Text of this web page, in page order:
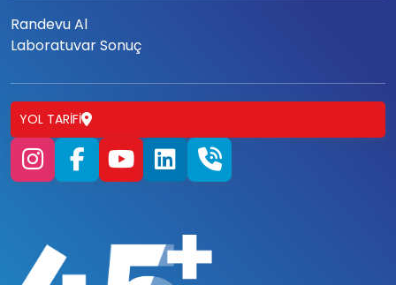
Randevu Al
Laboratuvar Sonuç
YOL TARIFI